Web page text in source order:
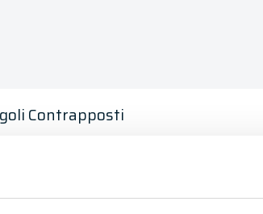
Contrapposti